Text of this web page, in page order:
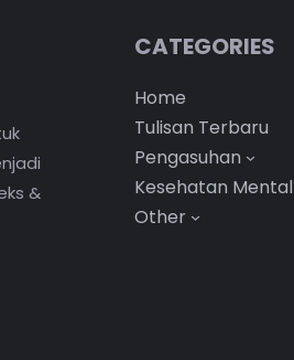
&
CATEGORIES
Home
Tulisan Terbaru
Pengasuhan
Kesehatan Mental
Other